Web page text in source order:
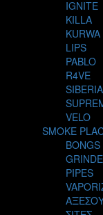
IGNITE
KILLA
KURWA
LIPS
PABLO
R4VE
SIBERIA
VELO
SMOKE
BONGS
PIPES